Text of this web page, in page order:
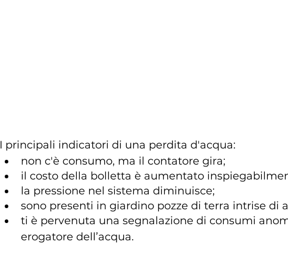
I principali indicatori di una perdita d'acqua:
non c'è consumo, ma il contatore gira;
il costo della bolletta è aumentato
la pressione nel sistema diminuisce;
sono presenti in giardino pozze di terra intrise di
ti è pervenuta una segnalazione di consumi
erogatore dell’acqua.